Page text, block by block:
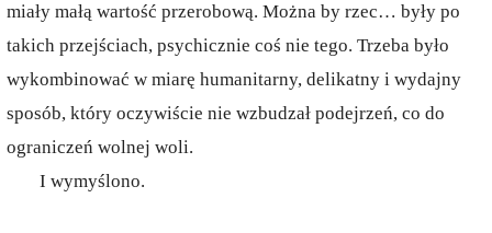
miały małą wartość przerobową. Można by rzec… były po
takich przejściach, psychicznie coś nie tego. Trzeba było
wykombinować w miarę humanitarny, delikatny i wydajny
sposób, który oczywiście nie wzbudzał podejrzeń, co do
ograniczeń wolnej woli.
I wymyślono.